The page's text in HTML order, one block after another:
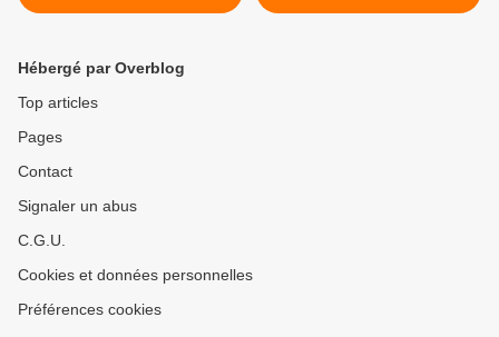
Hébergé par Overblog
Top articles
Pages
Contact
Signaler un abus
C.G.U.
Cookies et données personnelles
Préférences cookies